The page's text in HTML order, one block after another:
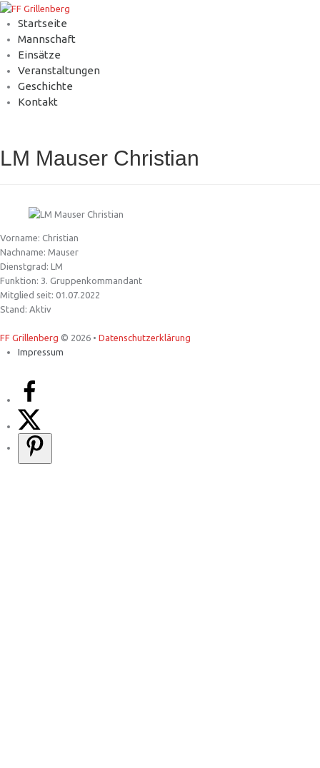
Startseite
Mannschaft
Einsätze
Veranstaltungen
Geschichte
Kontakt
LM Mauser Christian
Vorname: Christian
Nachname: Mauser
Dienstgrad: LM
Funktion: 3. Gruppenkommandant
Mitglied seit: 01.07.2022
Stand: Aktiv
FF Grillenberg © 2026 • Datenschutzerklärung
Impressum